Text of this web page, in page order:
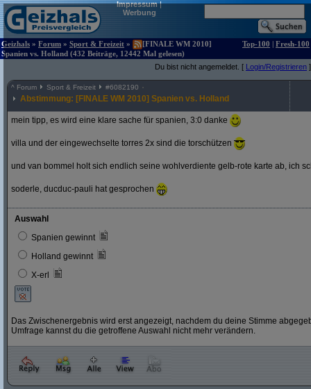
Impressum|
Werbung
Geizhals » Forum » Sport & Freizeit »
[FINALE WM 2010]
Spanien vs. Holland (432 Beiträge, 12442 Mal gelesen)
Top-100 | Fresh-100
Du bist nicht angemeldet. [ Login/Registrieren ]
^ Forum Sport & Freizeit #6082190
Abstimmung: [FINALE WM 2010] Spanien vs. Holland
mein tipp, es wird eine klare sache für spanien, 3:0 danke
villa und der eingewechselte torres 2x sind die torschützen
und van bommel holt sich endlich seine wohlverdiente gelb-rote karte ab, ich
soderle, ducduc-pauli hat gesprochen
Auswahl
Spanien gewinnt
Holland gewinnt
X-erl
Das Zwischenergebnis wird erst angezeigt, nachdem du deine Stimme
Umfrage kannst du die getroffene Auswahl nicht mehr verändern.